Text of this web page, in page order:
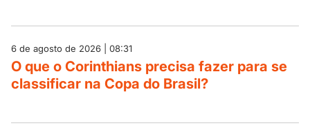
6 de agosto de 2026 | 08:31
O que o Corinthians precisa fazer para se
classificar na Copa do Brasil?